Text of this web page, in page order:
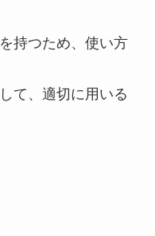
持つため、使い方
て、適切に用いる